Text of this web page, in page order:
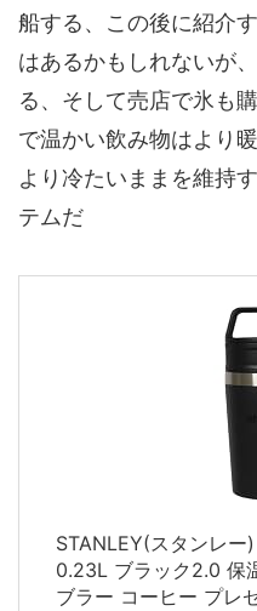
船する、この後に紹介
はあるかもしれないが、
る、そして売店で氷も
で温かい飲み物はより
より冷たいままを維持
テムだ
STANLEY(スタンレ
0.23L ブラック2.0 保
ブラー コーヒー プレ